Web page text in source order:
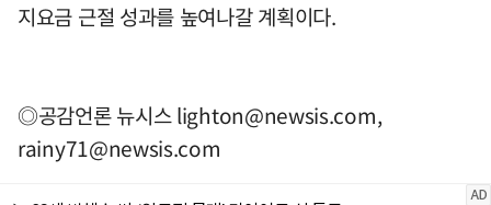
지요금 근절 성과를 높여나갈 계획이다.
◎공감언론 뉴시스lighton@newsis.com,
rainy71@newsis.com